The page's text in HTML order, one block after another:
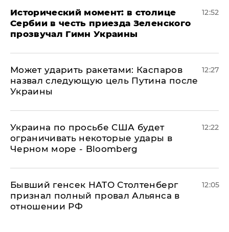
Исторический момент: в столице
Сербии в честь приезда Зеленского
прозвучал Гимн Украины
12:52
Может ударить ракетами: Каспаров
назвал следующую цель Путина после
Украины
12:27
Украина по просьбе США будет
ограничивать некоторые удары в
Черном море - Bloomberg
12:22
Бывший генсек НАТО Столтенберг
признал полный провал Альянса в
отношении РФ
12:05